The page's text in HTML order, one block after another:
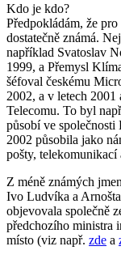
Kdo je kdo?
Předpokládám, že
dostatečně známá.
například Svatoslav
1999, a Přemysl
šéfoval českému
2002, a v letech 2001
Telecomu. To byl
působí ve
2002 působila jako
pošty, telekomunikací
Z méně známých
Ivo Ludvíka a
objevovala společně
předchozího ministra
místo (viz např. zde a